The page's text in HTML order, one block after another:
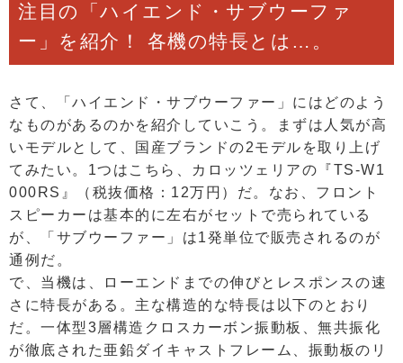
注目の「ハイエンド・サブウーファ
ー」を紹介！ 各機の特長とは…。
さて、「ハイエンド・サブウーファー」にはどのよう
なものがあるのかを紹介していこう。まずは人気が高
いモデルとして、国産ブランドの2モデルを取り上げ
てみたい。1つはこちら、カロッツェリアの『TS-W1
000RS』（税抜価格：12万円）だ。なお、フロント
スピーカーは基本的に左右がセットで売られている
が、「サブウーファー」は1発単位で販売されるのが
通例だ。
で、当機は、ローエンドまでの伸びとレスポンスの速
さに特長がある。主な構造的な特長は以下のとおり
だ。一体型3層構造クロスカーボン振動板、無共振化
が徹底された亜鉛ダイキャストフレーム、振動板のリ